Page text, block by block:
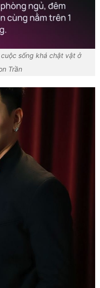
sống khá chật vật ở
Trần